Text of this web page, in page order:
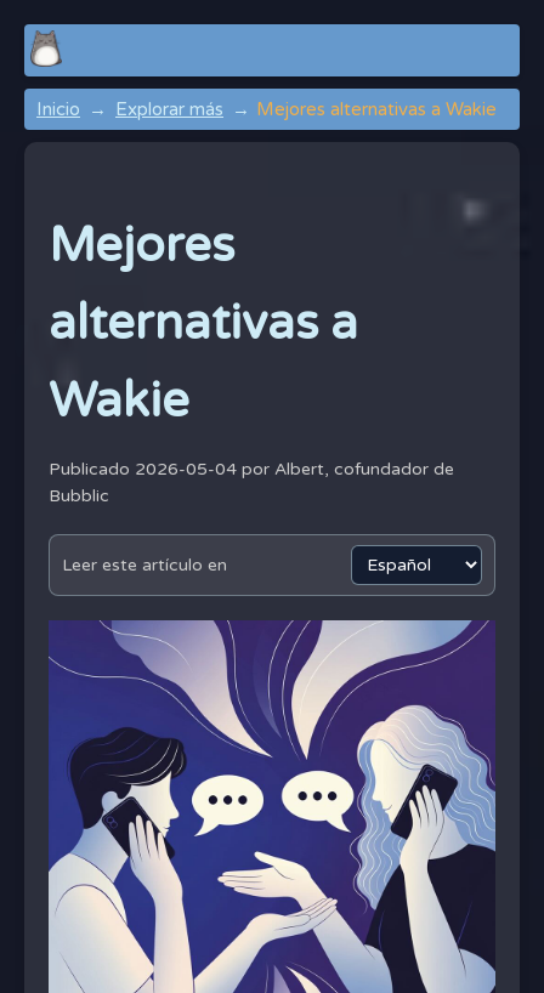
Inicio Explorar más Mejores alternativas a Wakie
Mejores
alternativas a
Wakie
Publicado 2026-05-04 por Albert, cofundador de
Bubblic
Leer este artículo en